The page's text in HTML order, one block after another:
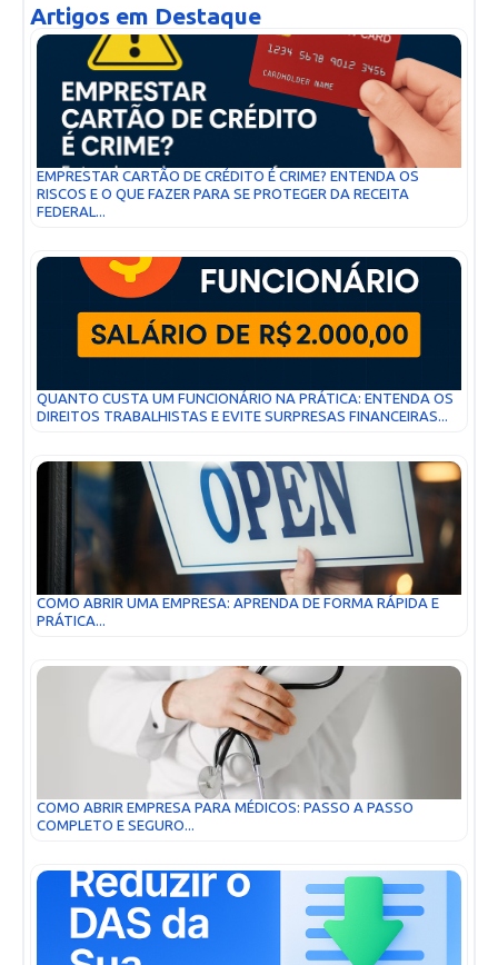
Artigos em Destaque
EMPRESTAR CARTÃO DE CRÉDITO É CRIME? ENTENDA OS
RISCOS E O QUE FAZER PARA SE PROTEGER DA RECEITA
FEDERAL...
QUANTO CUSTA UM FUNCIONÁRIO NA PRÁTICA: ENTENDA OS
DIREITOS TRABALHISTAS E EVITE SURPRESAS FINANCEIRAS...
COMO ABRIR UMA EMPRESA: APRENDA DE FORMA RÁPIDA E
PRÁTICA...
COMO ABRIR EMPRESA PARA MÉDICOS: PASSO A PASSO
COMPLETO E SEGURO...